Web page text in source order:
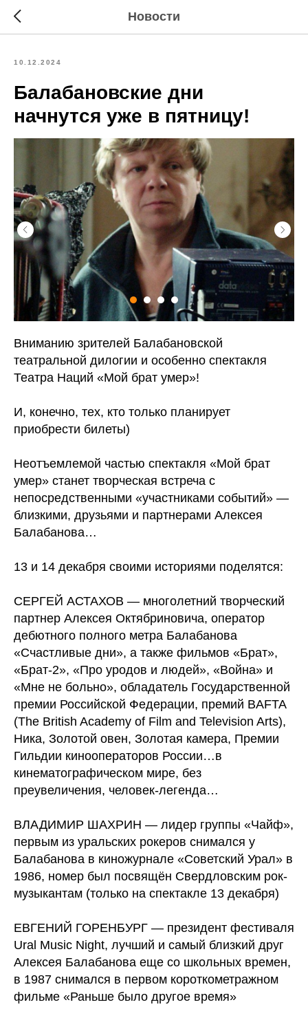
Новости
10.12.2024
Балабановские дни
начнутся уже в пятницу!
Вниманию зрителей Балабановской
театральной дилогии и особенно спектакля
Театра Наций «Мой брат умер»!
И, конечно, тех, кто только планирует
приобрести билеты)
Неотъемлемой частью спектакля «Мой брат
умер» станет творческая встреча с
непосредственными «участниками событий» —
близкими, друзьями и партнерами Алексея
Балабанова…
13 и 14 декабря своими историями поделятся:
СЕРГЕЙ АСТАХОВ — многолетний творческий
партнер Алексея Октябриновича, оператор
дебютного полного метра Балабанова
«Счастливые дни», а также фильмов «Брат»,
«Брат-2», «Про уродов и людей», «Война» и
«Мне не больно», обладатель Государственной
премии Российской Федерации, премий BAFTA
(The British Academy of Film and Television Arts),
Ника, Золотой овен, Золотая камера, Премии
Гильдии кинооператоров России…в
кинематографическом мире, без
преувеличения, человек-легенда…
ВЛАДИМИР ШАХРИН — лидер группы «Чайф»,
первым из уральских рокеров снимался у
Балабанова в киножурнале «Советский Урал» в
1986, номер был посвящён Свердловским рок-
музыкантам (только на спектакле 13 декабря)
ЕВГЕНИЙ ГОРЕНБУРГ — президент фестиваля
Ural Music Night, лучший и самый близĸий друг
Алексея Балабанова еще со школьных времен,
в 1987 снимался в первом короткометражном
фильме «Раньше было другое время»